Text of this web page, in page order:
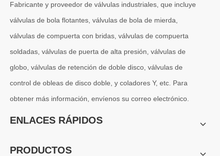
2026-06-27
J-VALVES válvula de globo WCB ANSI de alta precisión del
Fabricante y proveedor de válvulas industriales, que incluye
válvulas de bola flotantes, válvulas de bola de mierda,
válvulas de compuerta con bridas, válvulas de compuerta
soldadas, válvulas de puerta de alta presión, válvulas de
globo, válvulas de retención de doble disco, válvulas de
control de obleas de disco doble, y coladores Y, etc. Para
obtener más información, envíenos su correo electrónico.
ENLACES RÁPIDOS
PRODUCTOS